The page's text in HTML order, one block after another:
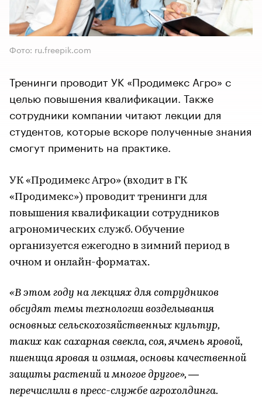
Фото: ru.freepik.com
Тренинги проводит УК «Продимекс Агро» с
целью повышения квалификации. Также
сотрудники компании читают лекции для
студентов, которые вскоре полученные знания
смогут применить на практике.
УК «Продимекс Агро» (входит в ГК
«Продимекс») проводит тренинги для
повышения квалификации сотрудников
агрономических служб. Обучение
организуется ежегодно в зимний период в
очном и онлайн-форматах.
«В этом году на лекциях для сотрудников
обсудят темы технологии возделывания
основных сельскохозяйственных культур,
таких как сахарная свекла, соя, ячмень яровой,
пшеница яровая и озимая, основы качественной
защиты растений и многое другое», —
перечислили в пресс-службе агрохолдинга.